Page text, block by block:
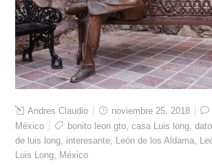
Andres Claudio noviembre 25, 2018
México
bonito leon gto ,casa Luis long ,
de luis long interesante León de los Aldama
Luis Long México